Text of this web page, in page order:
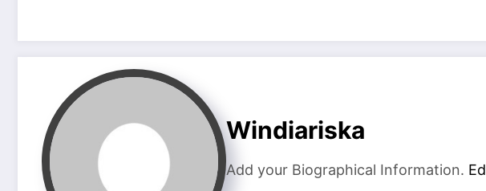
Windiariska
Add your Biographical Information.